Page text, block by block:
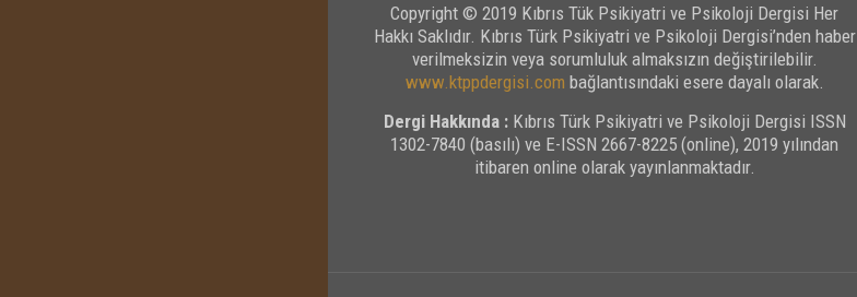
Copyright © 2019 Kıbrıs Tük Psikiyatri ve Psikoloji Dergisi Her
Hakkı Saklıdır. Kıbrıs Türk Psikiyatri ve Psikoloji Dergisi’nden haber
verilmeksizin veya sorumluluk almaksızın değiştirilebilir.
www.ktppdergisi.com bağlantısındaki esere dayalı olarak.
Dergi Hakkında : Kıbrıs Türk Psikiyatri ve Psikoloji Dergisi ISSN
1302-7840 (basılı) ve E-ISSN 2667-8225 (online), 2019 yılından
itibaren online olarak yayınlanmaktadır.